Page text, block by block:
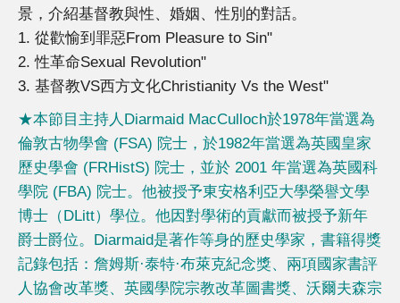
景，介紹基督教與性、婚姻、性別的對話。
1. 從歡愉到罪惡From Pleasure to Sin"
2. 性革命Sexual Revolution"
3. 基督教VS西方文化Christianity Vs the West"
★本節目主持人Diarmaid MacCulloch於1978年當選為
倫敦古物學會 (FSA) 院士，於1982年當選為英國皇家
歷史學會 (FRHistS) 院士，並於 2001 年當選為英國科
學院 (FBA) 院士。他被授予東安格利亞大學榮譽文學
博士（DLitt）學位。他因對學術的貢獻而被授予新年
爵士爵位。Diarmaid是著作等身的歷史學家，書籍得獎
記錄包括：詹姆斯·泰特·布萊克紀念獎、兩項國家書評
人協會改革獎、英國學院宗教改革圖書獎、沃爾夫森宗